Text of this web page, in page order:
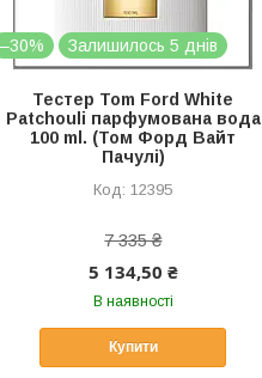
–30% Залишилось 5 днів
Тестер Tom Ford White
Patchouli парфумована вода
100 ml. (Том Форд Вайт
Пачулі)
12395
7 335 ₴
5 134,50 ₴
В наявності
Купити